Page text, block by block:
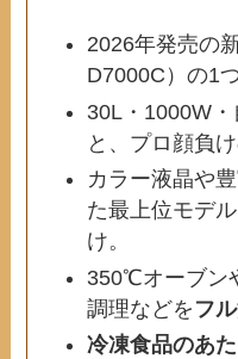
2026年発売の
D7000C）の1
30L・1000W
と、プロ顔負
カラー液晶や
た最上位モデル
け。
350℃オーブン
調理などを フ
冷凍食品のあ